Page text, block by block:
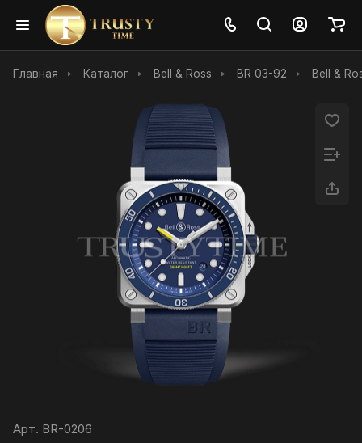
Главная Каталог Bell & Ross BR 03-92 Bell &
Арт. BR-0206